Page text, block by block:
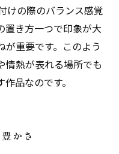
けの際のバランス感覚
置き方一つで印象が大
が重要です。このよう
情熱が表れる場所でも
品なのです。
かさ